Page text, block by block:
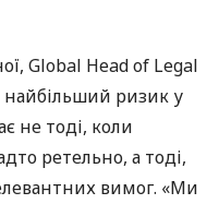
Global Head of Legal
ризик у
не тоді, коли
ретельно, а тоді,
вимог. «Ми